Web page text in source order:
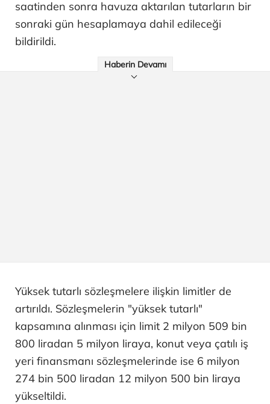
saatinden sonra havuza aktarılan tutarların bir
sonraki gün hesaplamaya dahil edileceği
bildirildi.
Haberin Devamı
Yüksek tutarlı sözleşmelere ilişkin limitler de
artırıldı. Sözleşmelerin "yüksek tutarlı"
kapsamına alınması için limit 2 milyon 509 bin
800 liradan 5 milyon liraya, konut veya çatılı iş
yeri finansmanı sözleşmelerinde ise 6 milyon
274 bin 500 liradan 12 milyon 500 bin liraya
yükseltildi.